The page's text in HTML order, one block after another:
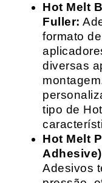
Hot Melt
Fuller:
formato
diversas
tipo de
Hot Melt
Adesivos